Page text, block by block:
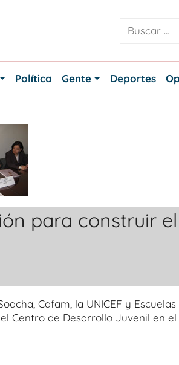
Política Gente Deportes
para construir el
Cafam, la UNICEF y Escuelas
Centro de Desarrollo Juvenil en el